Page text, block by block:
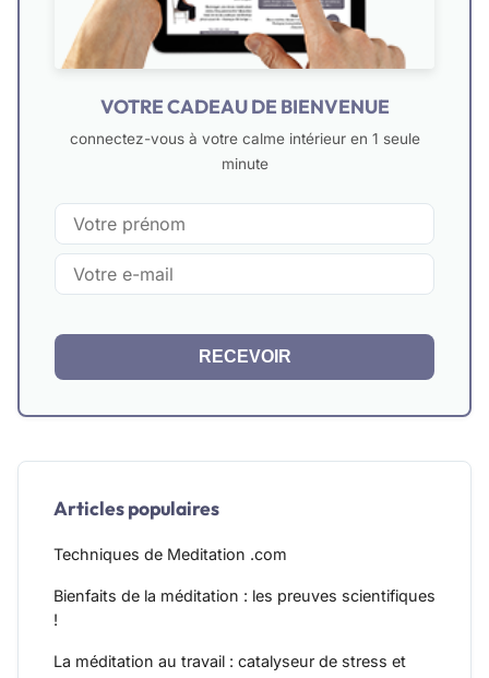
VOTRE CADEAU DE BIENVENUE
connectez-vous à votre calme intérieur en 1 seule
minute
RECEVOIR
Articles populaires
Techniques de Meditation .com
Bienfaits de la méditation : les preuves scientifiques
!
La méditation au travail : catalyseur de stress et